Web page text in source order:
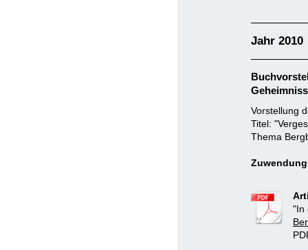
Jahr 2010
Vorstellung
Titel:
Thema
"In